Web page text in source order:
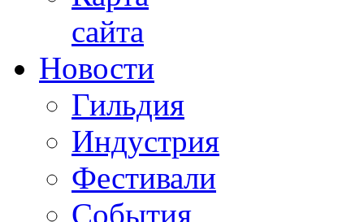
сайта
Новости
Гильдия
Индустрия
Фестивали
События